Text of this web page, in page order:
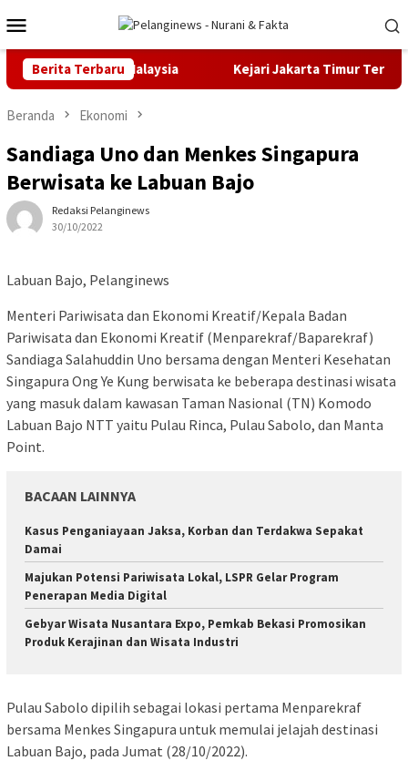
ke
kontenMobile
Berita Terbaru
di Malaysia Kejari Jakarta Timur Terima
Beranda Ekonomi
Sandiaga Uno dan Menkes Singapura
Berwisata ke Labuan Bajo
Redaksi Pelanginews
30/10/2022
Labuan Bajo, Pelanginews
Menteri Pariwisata dan Ekonomi Kreatif/Kepala Badan
Pariwisata dan Ekonomi Kreatif (Menparekraf/Baparekraf)
Sandiaga Salahuddin Uno bersama dengan Menteri Kesehatan
Singapura Ong Ye Kung berwisata ke beberapa destinasi wisata
yang masuk dalam kawasan Taman Nasional (TN) Komodo
Labuan Bajo NTT yaitu Pulau Rinca, Pulau Sabolo, dan Manta
Point.
BACAAN LAINNYA
Kasus Penganiayaan Jaksa, Korban dan Terdakwa Sepakat
Damai
Majukan Potensi Pariwisata Lokal, LSPR Gelar Program
Penerapan Media Digital
Gebyar Wisata Nusantara Expo, Pemkab Bekasi Promosikan
Produk Kerajinan dan Wisata Industri
Pulau Sabolo dipilih sebagai lokasi pertama Menparekraf
bersama Menkes Singapura untuk memulai jelajah destinasi
Labuan Bajo, pada Jumat (28/10/2022).